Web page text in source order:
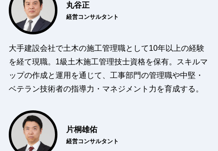
丸谷正
経営コンサルタント
大手建設会社で土木の施工管理職として10年以上の経験
を経て現職。1級土木施工管理技士資格を保有。スキルマ
ップの作成と運用を通じて、工事部門の管理職や中堅・
ベテラン技術者の指導力・マネジメント力を育成する。
片桐雄佑
経営コンサルタント